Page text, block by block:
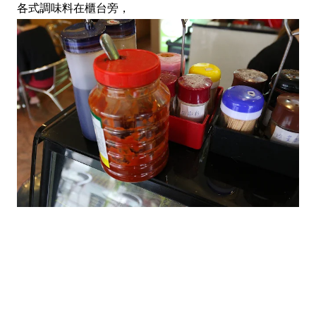
各式調味料在櫃台旁，